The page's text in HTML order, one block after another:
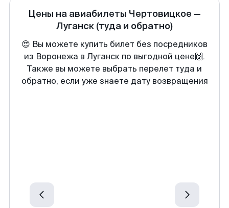
Цены на авиабилеты Чертовицкое —
Луганск (туда и обратно)
😍 Вы можете купить билет без посредников
из Воронежа в Луганск по выгодной цене🙌.
Также вы можете выбрать перелет туда и
обратно, если уже знаете дату возвращения